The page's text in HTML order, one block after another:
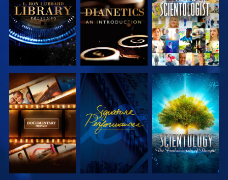
LES SÉRIES
LES SÉRIES
DÉCOUVRIR
LES SÉRIES
REGARDER
DÉCOUVRIR
LES SÉRIES